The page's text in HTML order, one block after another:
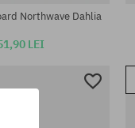
Northwave Dahlia
LEI